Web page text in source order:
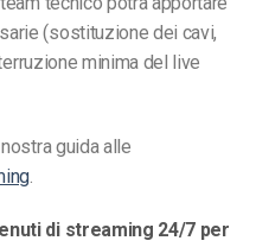
(sostituzione dei cavi,
minima del live
guida alle
di streaming 24/7 per